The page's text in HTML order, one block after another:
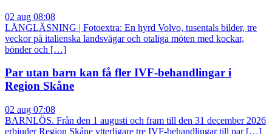
02 aug 08:08
LÅNGLÄSNING | Fotoextra: En hyrd Volvo, tusentals bilder, tre
veckor på italienska landsvägar och otaliga möten med kockar,
bönder och […]
Par utan barn kan få fler IVF-behandlingar i
Region Skåne
02 aug 07:08
BARNLÖS. Från den 1 augusti och fram till den 31 december 2026
erbjuder Region Skåne ytterligare tre IVF-behandlingar till par […]